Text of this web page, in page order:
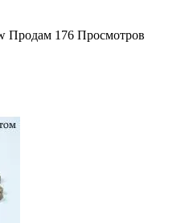
Продам 176 Просмотров